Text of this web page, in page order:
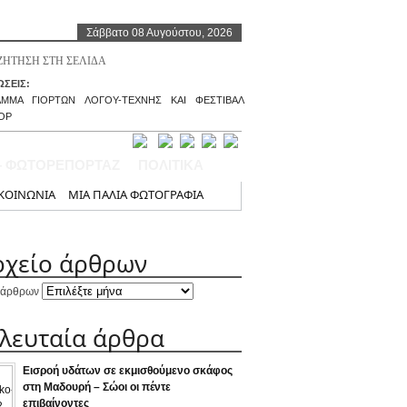
Σάββατο 08 Αυγούστου, 2026
ΓΙΟΡΤΩΝ ΛΟΓΟΥ-ΤΕΧΝΗΣ ΚΑΙ ΦΕΣΤΙΒΑΛ
ΜΙΑ ΠΑΛΙΑ ΦΩΤΟΓΡΑΦΙΑ
άρθρων
άρθρων
άρθρα
Εισροή υδάτων σε εκμισθούμενο σκάφος
στη Μαδουρή – Σώοι οι πέντε
επιβαίνοντες